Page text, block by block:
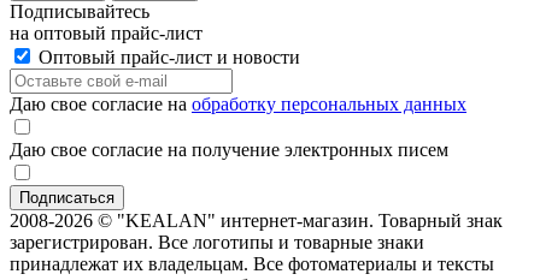
Подписывайтесь
на оптовый прайс-лист
Оптовый прайс-лист и новости
Даю свое согласие на обработку персональных данных
Даю свое согласие на получение электронных писем
2008-2026 © "KEALAN" интернет-магазин. Товарный знак
зарегистрирован. Все логотипы и товарные знаки
принадлежат их владельцам. Все фотоматериалы и тексты